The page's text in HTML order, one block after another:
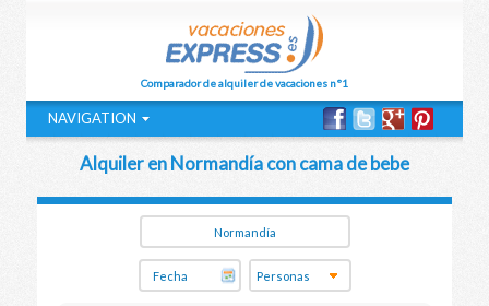
Comparador de alquiler de vacaciones n°1
Alquiler en Normandía con cama de bebe
NAVIGATION